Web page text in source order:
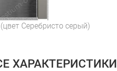
Серебристо серый)
ХАРАКТЕРИСТИКИ